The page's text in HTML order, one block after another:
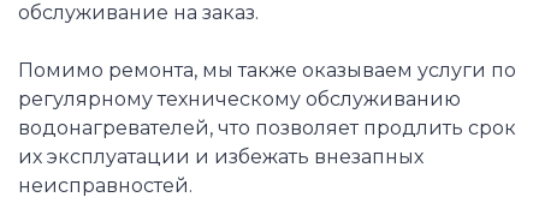
обслуживание на заказ.
Помимо ремонта, мы также оказываем услуги по
регулярному техническому обслуживанию
водонагревателей, что позволяет продлить срок
их эксплуатации и избежать внезапных
неисправностей.